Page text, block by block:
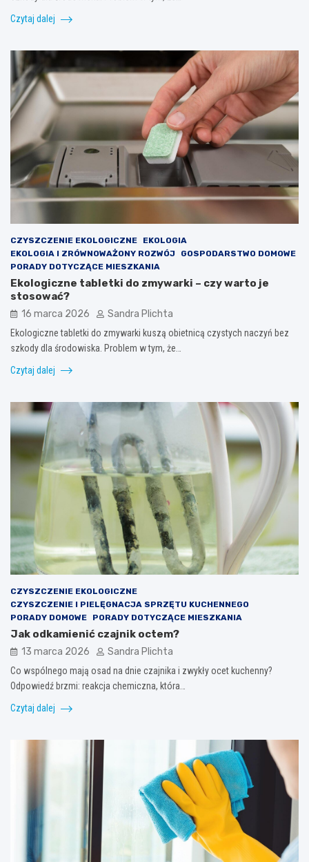
Czytaj dalej
CZYSZCZENIE EKOLOGICZNE
EKOLOGIA
EKOLOGIA I ZRÓWNOWAŻONY ROZWÓJ
GOSPODARSTWO DOMOWE
PORADY DOTYCZĄCE MIESZKANIA
Ekologiczne tabletki do zmywarki – czy warto je
stosować?
16 marca 2026 Sandra Plichta
Ekologiczne tabletki do zmywarki kuszą obietnicą czystych naczyń bez
szkody dla środowiska. Problem w tym, że…
Czytaj dalej
CZYSZCZENIE EKOLOGICZNE
CZYSZCZENIE I PIELĘGNACJA SPRZĘTU KUCHENNEGO
PORADY DOMOWE
PORADY DOTYCZĄCE MIESZKANIA
Jak odkamienić czajnik octem?
13 marca 2026 Sandra Plichta
Co wspólnego mają osad na dnie czajnika i zwykły ocet kuchenny?
Odpowiedź brzmi: reakcja chemiczna, która…
Czytaj dalej